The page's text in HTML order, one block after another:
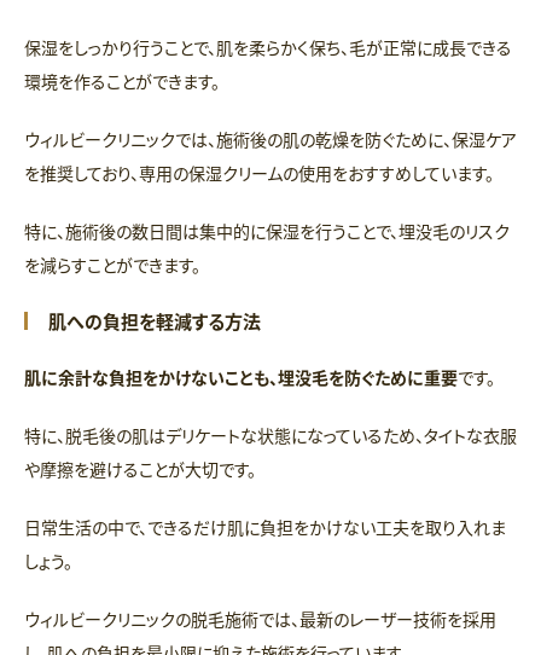
保湿をしっかり行うことで、肌を柔らかく保ち、毛が正常に成長できる
環境を作ることができます。
ウィルビークリニックでは、施術後の肌の乾燥を防ぐために、保湿ケア
を推奨しており、専用の保湿クリームの使用をおすすめしています。
特に、施術後の数日間は集中的に保湿を行うことで、埋没毛のリスク
を減らすことができます。
肌への負担を軽減する方法
肌に余計な負担をかけないことも、埋没毛を防ぐために重要です。
特に、脱毛後の肌はデリケートな状態になっているため、タイトな衣服
や摩擦を避けることが大切です。
日常生活の中で、できるだけ肌に負担をかけない工夫を取り入れま
しょう。
ウィルビークリニックの脱毛施術では、最新のレーザー技術を採用